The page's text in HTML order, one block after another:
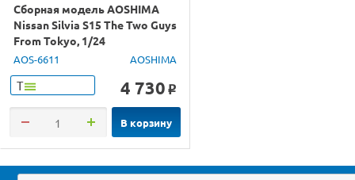
Сборная модель AOSHIMA
Nissan Silvia S15 The Two Guys
From Tokyo, 1/24
AOS-6611 AOSHIMA
Т 4 730 o
В корзину